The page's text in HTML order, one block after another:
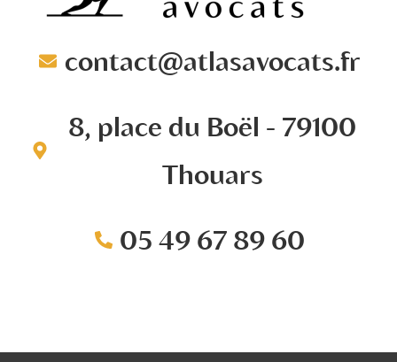
contact@atlasavocats.fr​
8, place du Boël - 79100
Thouars
05 49 67 89 60